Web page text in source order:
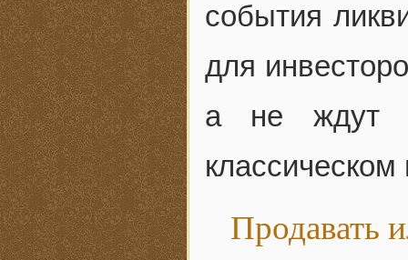
события
для
а не ждут
Продавать